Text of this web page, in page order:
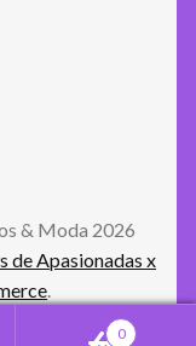
& Moda 2026
de Apasionadas x
.
0